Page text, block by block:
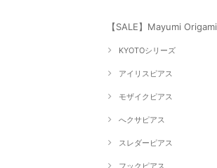
【SALE】Mayumi Origami
KYOTOシリーズ
アイリスピアス
モザイクピアス
へクサピアス
スレダーピアス